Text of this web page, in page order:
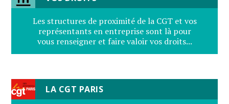
Les structures de proximité de la CGT et vos
représentants en entreprise sont là pour
vous renseigner et faire valoir vos droits...
LA CGT PARIS